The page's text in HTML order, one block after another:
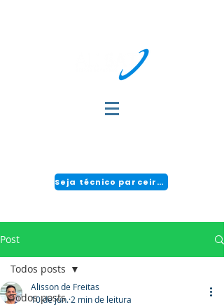
Seja técnico parceiro!
Post
Todos posts
Todos posts
Alisson de Freitas
10 de jun. 2 min de leitura